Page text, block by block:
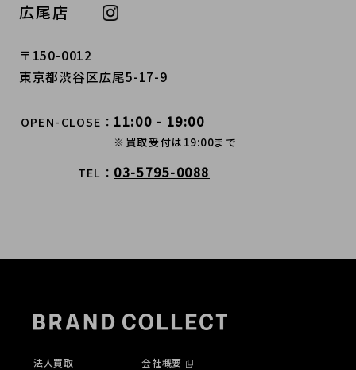
広尾店
〒150-0012
東京都渋谷区広尾5-17-9
OPEN-CLOSE 11:00 - 19:00
※買取受付は19:00まで
TEL 03-5795-0088
法人買取 会社概要